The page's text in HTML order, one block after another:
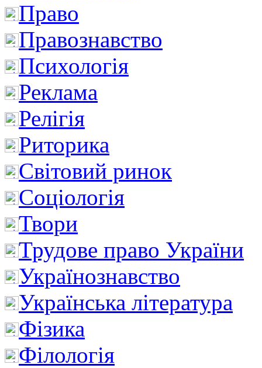
Право
Правознавство
Психологія
Реклама
Релігія
Риторика
Світовий ринок
Соціологія
Твори
Трудове право України
Українознавство
Українська література
Фізика
Філологія